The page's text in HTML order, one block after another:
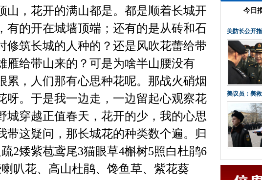
山，花开的满山都是。都是顺着长城开
有的开在城墙顶端；还有的是从砖和石
修筑长城的人种的？还是风吹花蕾给带
雁给带山来的？可是为啥半山腰没有
累，人们那有心思种花呢。那战火硝烟
呀。于是我一边走，一边留起心观察花
城穿越正值春天，花开的少，我的心思
带这疑问，那长城花的种类数个遍。归
2矮紫苞鸢尾3猫眼草4槲树5照白杜鹃6
叭花、高山杜鹃、馋鱼草、紫花葵